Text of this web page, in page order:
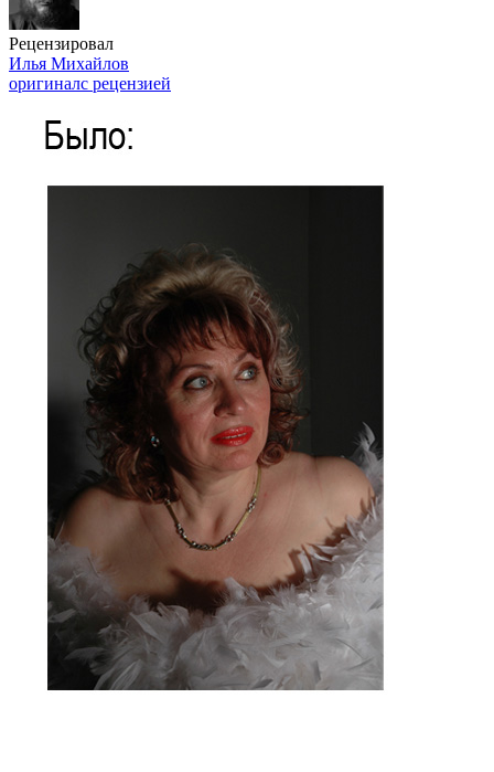
Рецензировал
Илья Михайлов
оригиналс рецензией